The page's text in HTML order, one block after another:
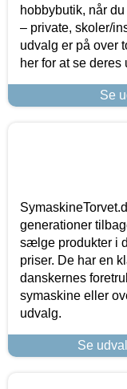
hobbybutik, når
– private, skoler/
udvalg er på over
her for at se deres
Se
generationer
sælge produkter i
priser. De har en
danskernes
symaskine eller
udvalg.
Se